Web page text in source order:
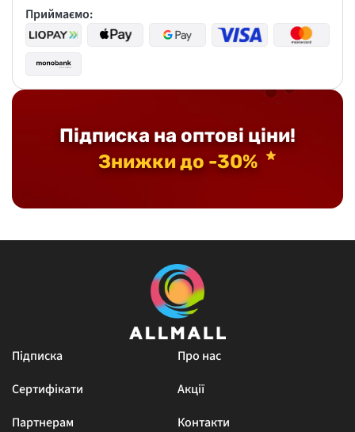
Підписка на оптові ціни!
Знижки до -30%
Приймаємо:
Підписка
Про нас
Сертифікати
Акції
Партнерам
Контакти